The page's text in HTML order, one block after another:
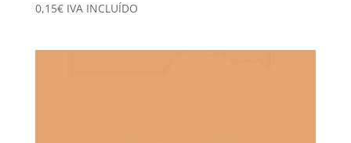
0,15€ IVA INCLUÍDO